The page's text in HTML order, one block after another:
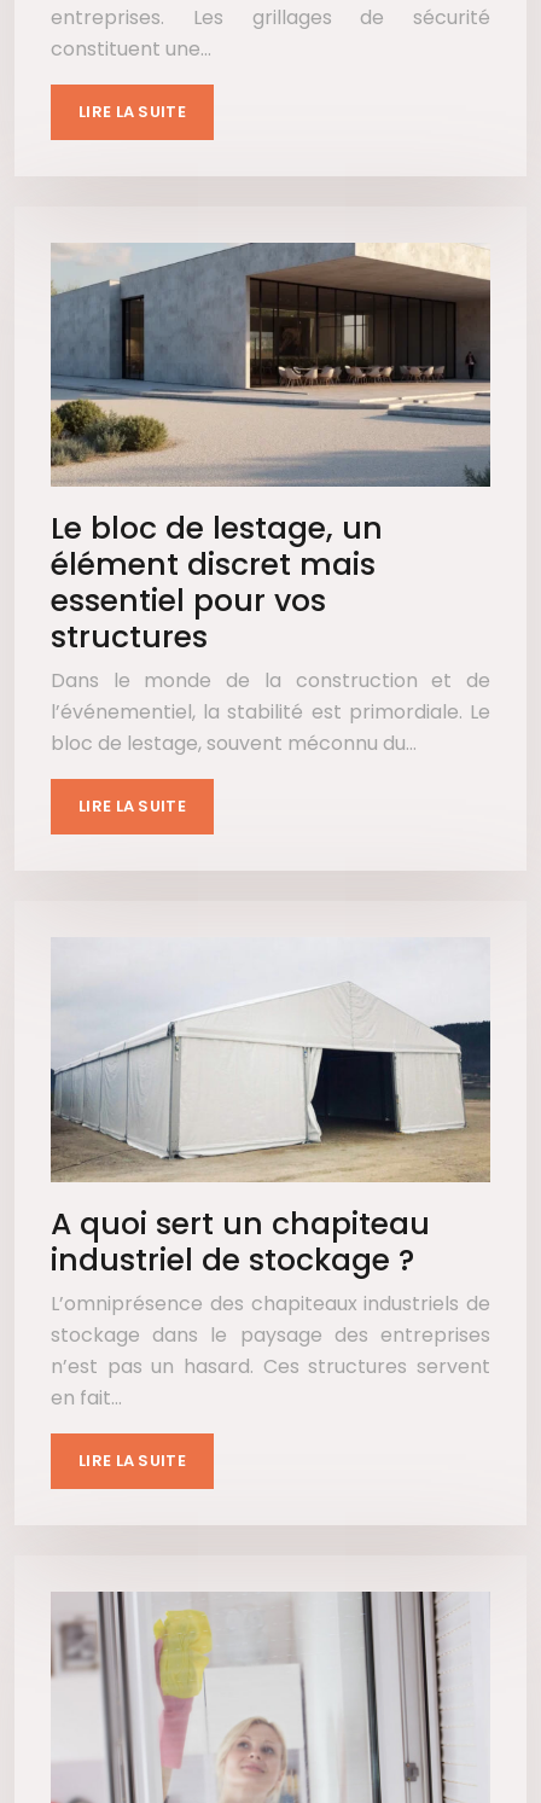
entreprises. Les grillages de sécurité
constituent une…
LIRE LA SUITE
Le bloc de lestage, un
élément discret mais
essentiel pour vos
structures
Dans le monde de la construction et de
l’événementiel, la stabilité est primordiale. Le
bloc de lestage, souvent méconnu du…
LIRE LA SUITE
A quoi sert un chapiteau
industriel de stockage ?
L’omniprésence des chapiteaux industriels de
stockage dans le paysage des entreprises
n’est pas un hasard. Ces structures servent
en fait…
LIRE LA SUITE